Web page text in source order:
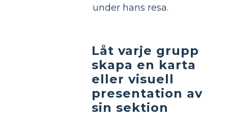
under hans resa.
Låt varje grupp
skapa en karta
eller visuell
presentation av
sin sektion